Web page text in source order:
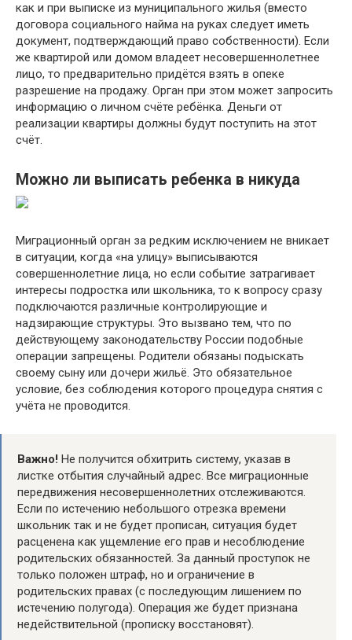
как и при выписке из муниципального жилья (вместо
договора социального найма на руках следует иметь
документ, подтверждающий право собственности). Если
же квартирой или домом владеет несовершеннолетнее
лицо, то предварительно придётся взять в опеке
разрешение на продажу. Орган при этом может запросить
информацию о личном счёте ребёнка. Деньги от
реализации квартиры должны будут поступить на этот
счёт.
Можно ли выписать ребенка в никуда
Миграционный орган за редким исключением не вникает
в ситуации, когда «на улицу» выписываются
совершеннолетние лица, но если событие затрагивает
интересы подростка или школьника, то к вопросу сразу
подключаются различные контролирующие и
надзирающие структуры. Это вызвано тем, что по
действующему законодательству России подобные
операции запрещены. Родители обязаны подыскать
своему сыну или дочери жильё. Это обязательное
условие, без соблюдения которого процедура снятия с
учёта не проводится.
Важно! Не получится обхитрить систему, указав в
листке отбытия случайный адрес. Все миграционные
передвижения несовершеннолетних отслеживаются.
Если по истечению небольшого отрезка времени
школьник так и не будет прописан, ситуация будет
расценена как ущемление его прав и несоблюдение
родительских обязанностей. За данный проступок не
только положен штраф, но и ограничение в
родительских правах (с последующим лишением по
истечению полугода). Операция же будет признана
недействительной (прописку восстановят).